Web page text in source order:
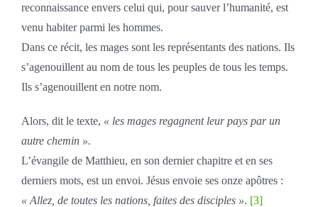
reconnaissance envers celui qui, pour sauver l’humanité, est
venu habiter parmi les hommes.
Dans ce récit, les mages sont les représentants des nations. Ils
s’agenouillent au nom de tous les peuples de tous les temps.
Ils s’agenouillent en notre nom.
Alors, dit le texte, « les mages regagnent leur pays par un
autre chemin ».
L’évangile de Matthieu, en son dernier chapitre et en ses
derniers mots, est un envoi. Jésus envoie ses onze apôtres :
« Allez, de toutes les nations, faites des disciples ». [3]